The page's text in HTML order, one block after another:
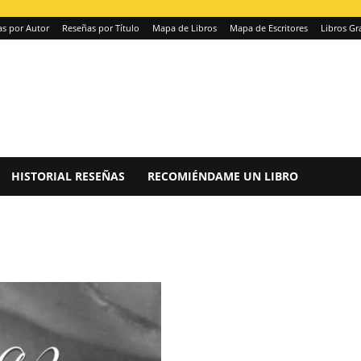
por Autor Reseñas por Título Mapa de Libros Mapa de Escritores Libros
HISTORIAL RESEÑAS RECOMIÉNDAME UN LIBRO